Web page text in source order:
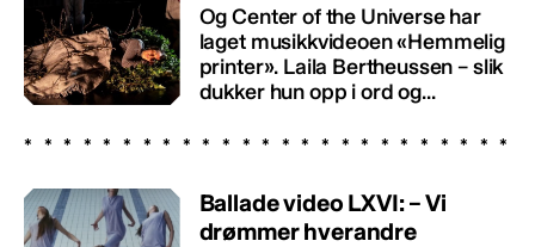
Og Center of the Universe har
laget musikkvideoen «Hemmelig
printer». Laila Bertheussen – slik
dukker hun opp i ord og...
Ballade video LXVI: – Vi
drømmer hverandre